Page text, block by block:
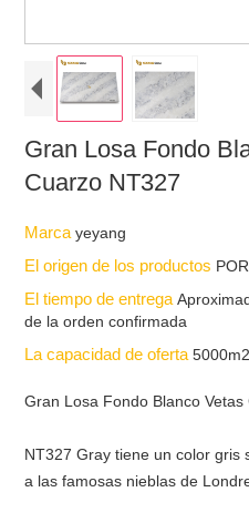
Gran Losa Fondo
Cuarzo NT327
Marcayeyang
El origen de los productos
El tiempo de entrega
de la orden confirmada
La capacidad de oferta
Gran Losa Fondo Blanco
NT327 Gray tiene un color gris
a las famosas nieblas de